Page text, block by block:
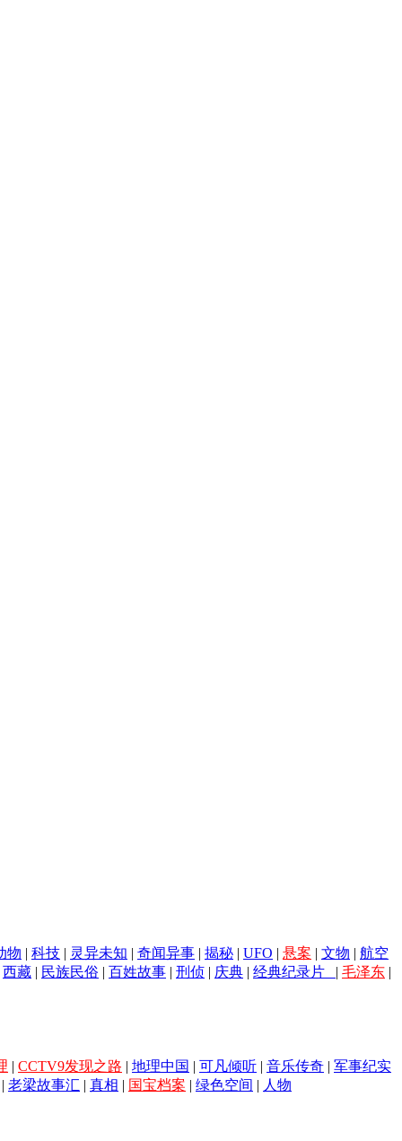
物 | 科技 | 灵异未知 | 奇闻异事 | 揭秘 | UFO | 悬案 | 文物 | 航空
西藏 | 民族民俗 | 百姓故事 | 刑侦 | 庆典 | 经典纪录片 | 毛泽东 |
| CCTV9发现之路 | 地理中国 | 可凡倾听 | 音乐传奇 | 军事纪实
老梁故事汇 | 真相 | 国宝档案 | 绿色空间 | 人物